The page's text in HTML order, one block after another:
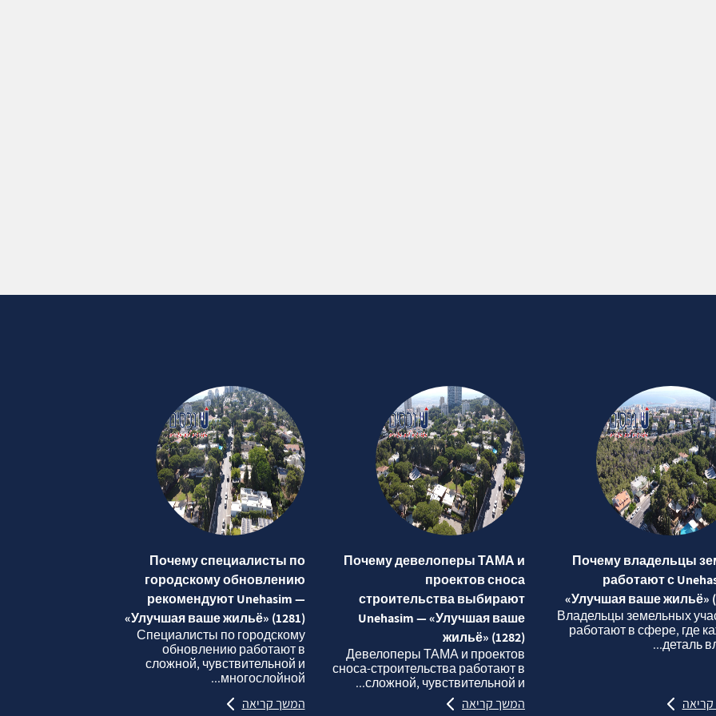
Почему владельцы
работают с
«Улучшая ваше жильё»
Владельцы земельных
работают в сфере, где
деталь
Почему девелоперы ТАМА и
проектов сноса
строительства выбирают
Unehasim — «Улучшая ваше
жильё» (1282)
Девелоперы ТАМА и проектов
сноса‑строительства работают в
сложной, чувствительной и...
המשך קריאה
Почему специалисты по
городскому обновлению
рекомендуют Unehasim —
«Улучшая ваше жильё» (1281)
Специалисты по городскому
обновлению работают в
сложной, чувствительной и
многослойной...
המשך קריאה